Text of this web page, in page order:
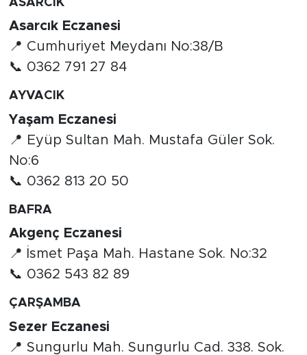
ASARCIK
Asarcık Eczanesi
📍 Cumhuriyet Meydanı No:38/B
📞 0362 791 27 84
AYVACIK
Yaşam Eczanesi
📍 Eyüp Sultan Mah. Mustafa Güler Sok.
No:6
📞 0362 813 20 50
BAFRA
Akgenç Eczanesi
📍 İsmet Paşa Mah. Hastane Sok. No:32
📞 0362 543 82 89
ÇARŞAMBA
Sezer Eczanesi
📍 Sungurlu Mah. Sungurlu Cad. 338. Sok.